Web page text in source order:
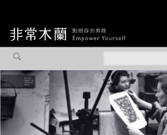
觀點專欄
焦點企劃
社會企業